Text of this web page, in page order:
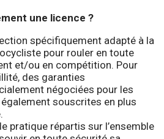
une licence ?
spécifiquement adapté à la
pour rouler en toute
et/ou en compétition. Pour
des garanties
négociées pour les
souscrites en plus
pratique répartis sur l’ensemble